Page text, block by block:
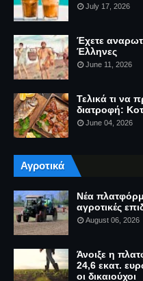
July 17, 2026
Έχετε
Έλληνες
June 11, 2026
Τελικά τι να
διατροφή:
June 04, 2026
Αγροτικά
Νέα
αγροτικές
August 06, 2026
Άνοιξε η
24,6 εκατ.
οι δικαιούχοι